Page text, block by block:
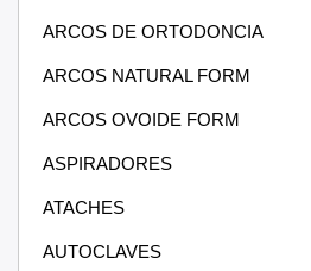
ARCOS DE ORTODONCIA
ARCOS NATURAL FORM
ARCOS OVOIDE FORM
ASPIRADORES
ATACHES
AUTOCLAVES